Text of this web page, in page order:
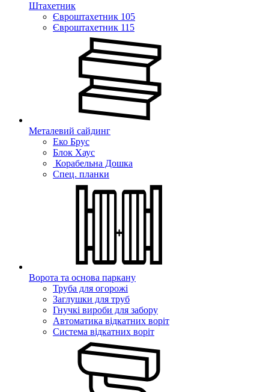
Штахетник
Євроштахетник 105
Євроштахетник 115
Металевий сайдинг
Еко Брус
Блок Хаус
Корабельна Дошка
Спец. планки
Ворота та основа паркану
Труба для огорожі
Заглушки для труб
Гнучкі вироби для забору
Автоматика відкатних воріт
Система відкатних воріт